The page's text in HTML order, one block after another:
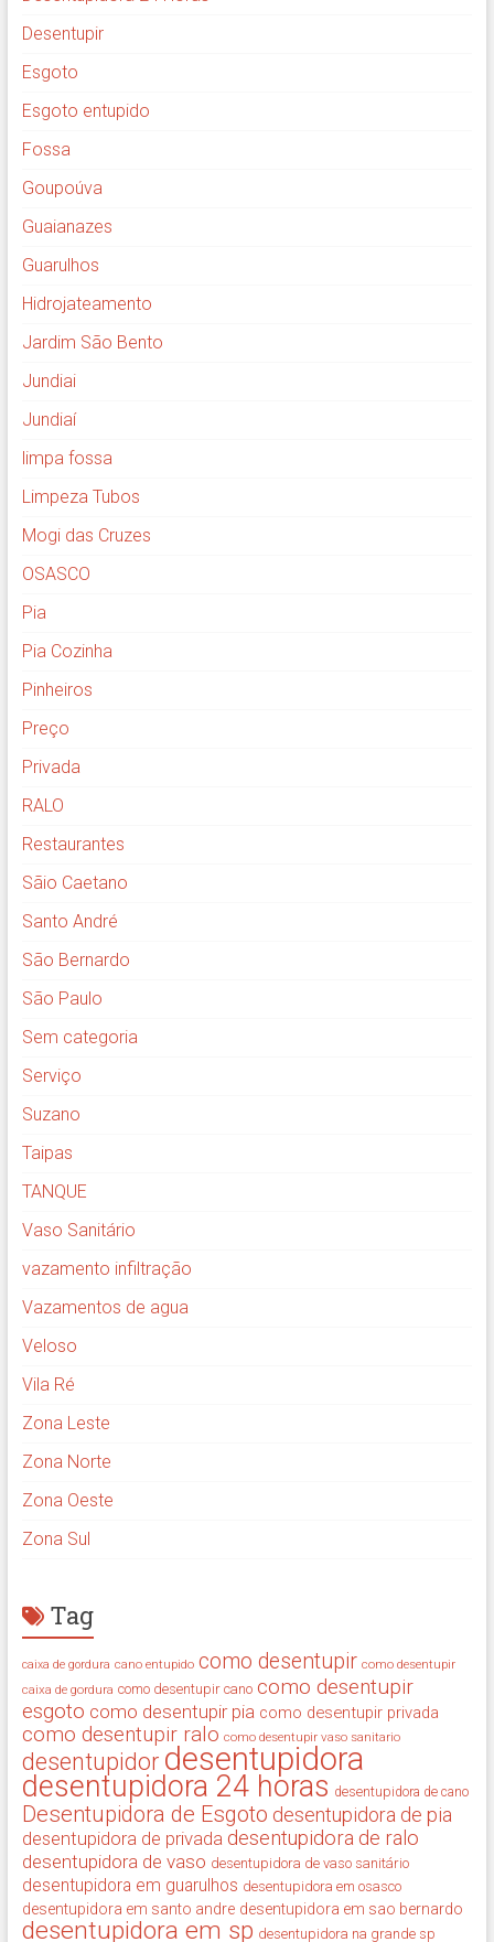
Desentupir
Esgoto
Esgoto entupido
Fossa
Goupoúva
Guaianazes
Guarulhos
Hidrojateamento
Jardim São Bento
Jundiai
Jundiaí
limpa fossa
Limpeza Tubos
Mogi das Cruzes
OSASCO
Pia
Pia Cozinha
Pinheiros
Preço
Privada
RALO
Restaurantes
Sãio Caetano
Santo André
São Bernardo
São Paulo
Sem categoria
Serviço
Suzano
Taipas
TANQUE
Vaso Sanitário
vazamento infiltração
Vazamentos de agua
Veloso
Vila Ré
Zona Leste
Zona Norte
Zona Oeste
Zona Sul
Tag
caixa de gordura cano entupido como desentupir como desentupir
caixa de gordura como desentupir cano como desentupir
esgoto como desentupir pia como desentupir privada
como desentupir ralo como desentupir vaso sanitario
desentupidor desentupidora
desentupidora 24 horas desentupidora de cano
Desentupidora de Esgoto desentupidora de pia
desentupidora de privada desentupidora de ralo
desentupidora de vaso desentupidora de vaso sanitário
desentupidora em guarulhos desentupidora em osasco
desentupidora em santo andre desentupidora em sao bernardo
desentupidora em sp desentupidora na grande sp